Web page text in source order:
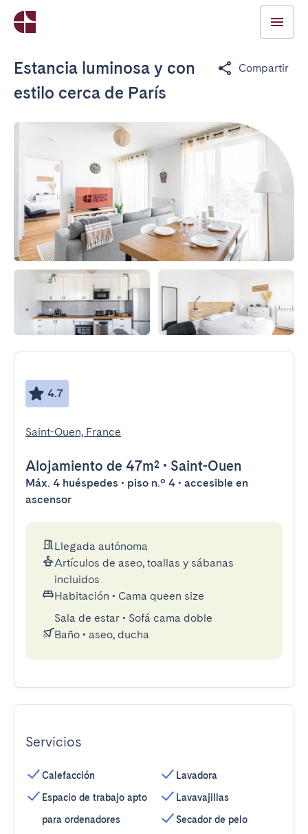
Estancia luminosa y con
estilo cerca de París
Compartir
4.7
Saint-Ouen, France
Alojamiento de 47m² • Saint-Ouen
Máx. 4 huéspedes • piso n.º 4 • accesible en
ascensor
Llegada autónoma
Artículos de aseo, toallas y sábanas
incluidos
Habitación • Cama queen size
Sala de estar • Sofá cama doble
Baño • aseo, ducha
Servicios
Calefacción
Espacio de trabajo apto
para ordenadores
Lavadora
Lavavajillas
Secador de pelo